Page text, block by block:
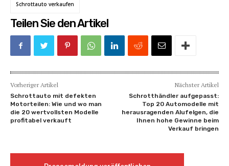
Schrottauto verkaufen
Teilen Sie den Artikel
Vorheriger Artikel
Schrottauto mit defekten
Motorteilen: Wie und wo man
die 20 wertvollsten Modelle
profitabel verkauft
Nächster Artikel
Schrotthändler aufgepasst:
Top 20 Automodelle mit
herausragenden Alufelgen, die
Ihnen hohe Gewinne beim
Verkauf bringen